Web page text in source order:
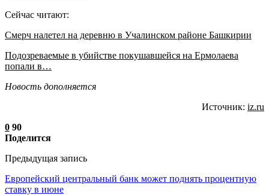
Сейчас читают:
Смерч налетел на деревню в Учалинском районе Башкирии
Подозреваемые в убийстве покушавшейся на Ермолаева
попали в…
Новость дополняется
Источник: iz.ru
0 90
Поделится
Предыдущая запись
Европейский центральный банк может поднять процентную
ставку в июне